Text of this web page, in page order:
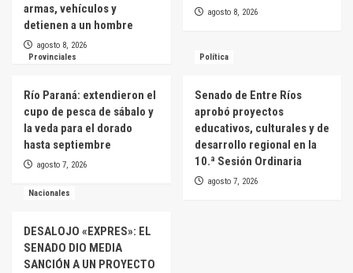
armas, vehículos y
detienen a un hombre
agosto 8, 2026
agosto 8, 2026
Provinciales
Río Paraná: extendieron el
cupo de pesca de sábalo y
la veda para el dorado
hasta septiembre
agosto 7, 2026
Política
Senado de Entre Ríos
aprobó proyectos
educativos, culturales y de
desarrollo regional en la
10.ª Sesión Ordinaria
agosto 7, 2026
Nacionales
DESALOJO «EXPRES»: EL
SENADO DIO MEDIA
SANCIÓN A UN PROYECTO